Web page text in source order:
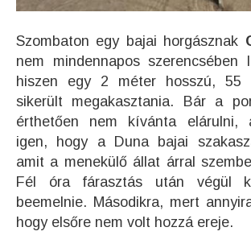
Szombaton egy bajai horgásznak
nem mindennapos szerencsében
hiszen egy 2 méter hosszú, 55
sikerült megakasztania. Bár a
érthetően nem kívánta elárulni,
igen, hogy a Duna bajai
amit a menekülő állat árral
Fél óra fárasztás után végül
beemelnie. Másodikra, mert
hogy elsőre nem volt hozzá ereje.